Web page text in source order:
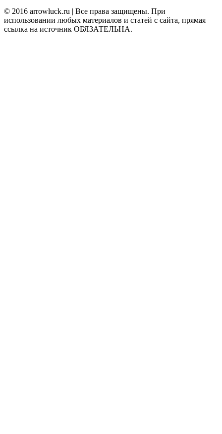
© 2016 arrowluck.ru | Все права защищены. При
использовании любых материалов и статей с сайта, прямая
ссылка на источник ОБЯЗАТЕЛЬНА.